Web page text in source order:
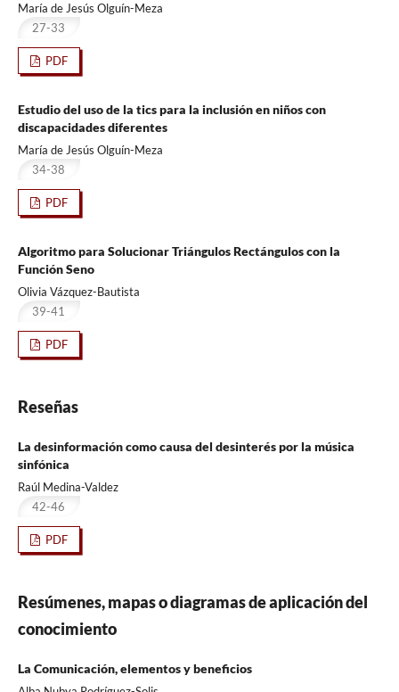
María de Jesús Olguín-Meza
27-33
PDF
Estudio del uso de la tics para la inclusión en niños con
discapacidades diferentes
María de Jesús Olguín-Meza
34-38
PDF
Algoritmo para Solucionar Triángulos Rectángulos con la
Función Seno
Olivia Vázquez-Bautista
39-41
PDF
Reseñas
La desinformación como causa del desinterés por la música
sinfónica
Raúl Medina-Valdez
42-46
PDF
Resúmenes, mapas o diagramas de aplicación del
conocimiento
La Comunicación, elementos y beneficios